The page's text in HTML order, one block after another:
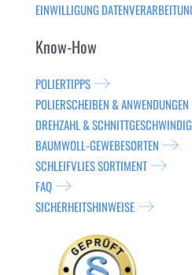
EINWILLIGUNG
Know-How
POLIERTIPPS
POLIERSCHEIBEN & ANWENDUNGEN
DREHZAHL &
BAUMWOLL-GEWEBESORTEN
SCHLEIFVLIES SORTIMENT
FAQ
SICHERHEITSHINWEISE